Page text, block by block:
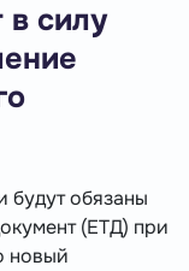
в силу
будут обязаны
(ЕТД) при
новый